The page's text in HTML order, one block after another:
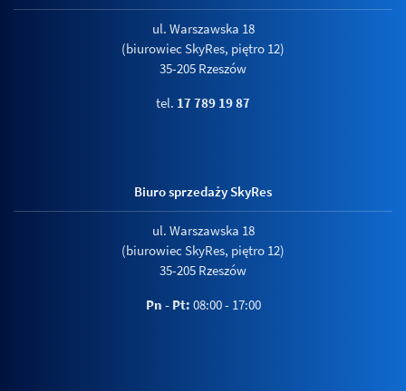
ul. Warszawska 18
(biurowiec SkyRes, piętro 12)
35-205 Rzeszów
tel. 17 789 19 87
Biuro sprzedaży SkyRes
ul. Warszawska 18
(biurowiec SkyRes, piętro 12)
35-205 Rzeszów
Pn - Pt: 08:00 - 17:00